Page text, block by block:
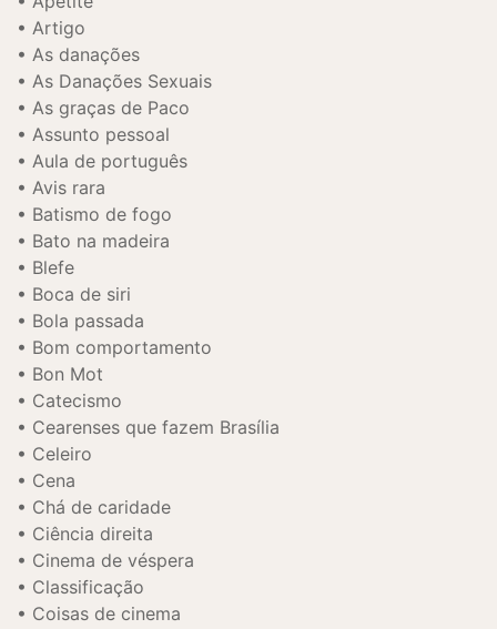
Artigo
As danações
As Danações Sexuais
As graças de Paco
Assunto pessoal
Aula de português
Avis rara
Batismo de fogo
Bato na madeira
Blefe
Boca de siri
Bola passada
Bom comportamento
Bon Mot
Catecismo
Cearenses que fazem Brasília
Celeiro
Cena
Chá de caridade
Ciência direita
Cinema de véspera
Classificação
Coisas de cinema